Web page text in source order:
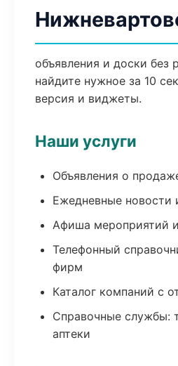
объявления и доски без
найдите нужное за 10
версия и виджеты.
Наши услуги
Объявления о
Ежедневные новости
Афиша мероприятий
Телефонный
фирм
Каталог компаний с
Справочные службы:
аптеки